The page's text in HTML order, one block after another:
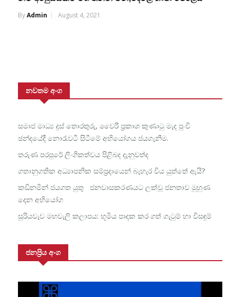
ByAdmin August 4, 2021
නවතම අංග
සමාජ මාධ්‍ය දුස් තොරතුරු, වෛරී ප්‍රකාශ කුණාටු මැද පුංචි
ඡන්දයේදී නොරැවටී සිටීමේ අභියෝගය ජයගැනීම.
තරුණ පරපුරේ ලිංගිකත්වය පිළිබද දැනුවත්ද
ගතානුගතික අධ්‍යාපනික සම්ප්‍රදායෙන් බැහැර විය යුත්තේ ඇයි?
කඩිනමින් ජයගත යුතු ජනවාසකරණයට ලක්වූ ජනතාව මුහුණ
දෙන අභියෝග
සූරියවැව මහවැලි කලාපය: භූමිය පාදක කර ගත් ගැටුම් හා විසඳුම්
ජනප්‍රිය අංග